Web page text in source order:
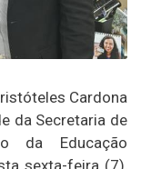
Cardona
da Secretaria de
da Educação
sexta-feira (7),